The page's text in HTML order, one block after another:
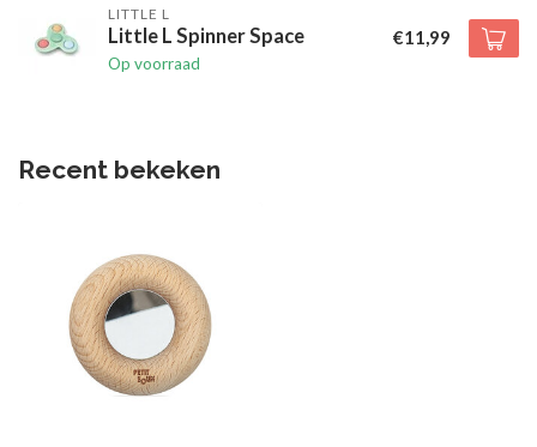
LITTLE L
Little L Spinner Space
Op voorraad
€11,99
Recent bekeken